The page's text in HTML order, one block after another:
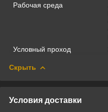
Рабочая среда
Условный проход
Скрыть
Условия доставки